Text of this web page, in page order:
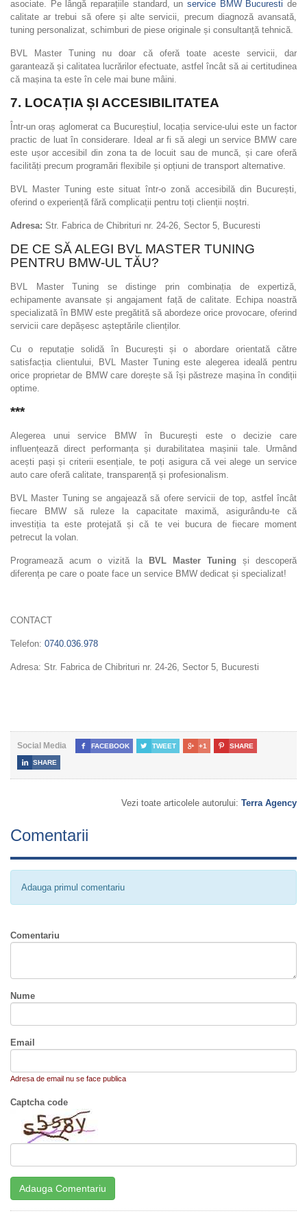
asociate. Pe lângă reparațiile standard, un service BMW Bucuresti de
calitate ar trebui să ofere și alte servicii, precum diagnoză avansată,
tuning personalizat, schimburi de piese originale și consultanță tehnică.
BVL Master Tuning nu doar că oferă toate aceste servicii, dar
garantează și calitatea lucrărilor efectuate, astfel încât să ai certitudinea
că mașina ta este în cele mai bune mâini.
7. LOCAȚIA ȘI ACCESIBILITATEA
Într-un oraș aglomerat ca Bucureștiul, locația service-ului este un factor
practic de luat în considerare. Ideal ar fi să alegi un service BMW care
este ușor accesibil din zona ta de locuit sau de muncă, și care oferă
facilități precum programări flexibile și opțiuni de transport alternative.
BVL Master Tuning este situat într-o zonă accesibilă din București,
oferind o experiență fără complicații pentru toți clienții noștri.
Adresa: Str. Fabrica de Chibrituri nr. 24-26, Sector 5, Bucuresti
DE CE SĂ ALEGI BVL MASTER TUNING
PENTRU BMW-UL TĂU?
BVL Master Tuning se distinge prin combinația de expertiză,
echipamente avansate și angajament față de calitate. Echipa noastră
specializată în BMW este pregătită să abordeze orice provocare, oferind
servicii care depășesc așteptările clienților.
Cu o reputație solidă în București și o abordare orientată către
satisfacția clientului, BVL Master Tuning este alegerea ideală pentru
orice proprietar de BMW care dorește să își păstreze mașina în condiții
optime.
***
Alegerea unui service BMW în București este o decizie care
influențează direct performanța și durabilitatea mașinii tale. Urmând
acești pași și criterii esențiale, te poți asigura că vei alege un service
auto care oferă calitate, transparență și profesionalism.
BVL Master Tuning se angajează să ofere servicii de top, astfel încât
fiecare BMW să ruleze la capacitate maximă, asigurându-te că
investiția ta este protejată și că te vei bucura de fiecare moment
petrecut la volan.
Programează acum o vizită la BVL Master Tuning și descoperă
diferența pe care o poate face un service BMW dedicat și specializat!
CONTACT
Telefon: 0740.036.978
Adresa: Str. Fabrica de Chibrituri nr. 24-26, Sector 5, Bucuresti
Social Media  FACEBOOK  TWEET  +1  SHARE
 SHARE
Vezi toate articolele autorului: Terra Agency
Comentarii
Adauga primul comentariu
Comentariu
Nume
Email
Adresa de email nu se face publica
Captcha code